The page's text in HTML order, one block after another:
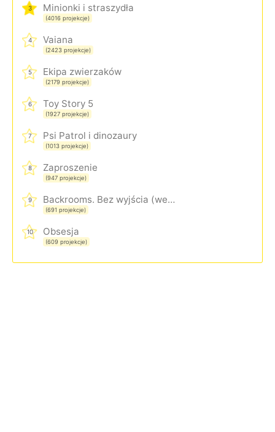
3 Minionki i straszydła
(4016 projekcje)
4 Vaiana
(2423 projekcje)
5 Ekipa zwierzaków
(2179 projekcje)
6 Toy Story 5
(1927 projekcje)
7 Psi Patrol i dinozaury
(1013 projekcje)
8 Zaproszenie
(947 projekcje)
9 Backrooms. Bez wyjścia (wersja rozszerzona)
(691 projekcje)
10 Obsesja
(609 projekcje)